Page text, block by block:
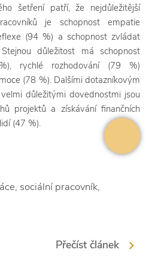
šetření patří, že nejdůležitější
je schopnost empatie
(94 %) a schopnost zvládat
důležitost má schopnost
rychlé rozhodování (79 %)
(78 %). Dalšími dotazníkovým
důležitými dovednostmi jsou
projektů a získávání finančních
(47 %).
sociální pracovník,
Přečíst článek